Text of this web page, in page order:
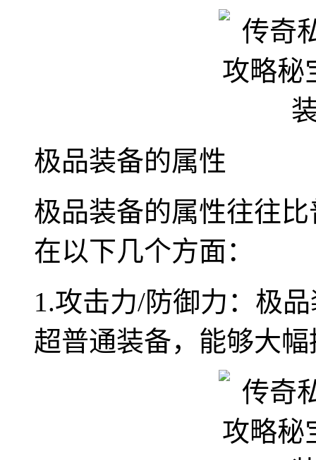
极品装备的属性
极品装备的属性往往
在以下几个方面：
1.攻击力/防御力：极
超普通装备，能够大